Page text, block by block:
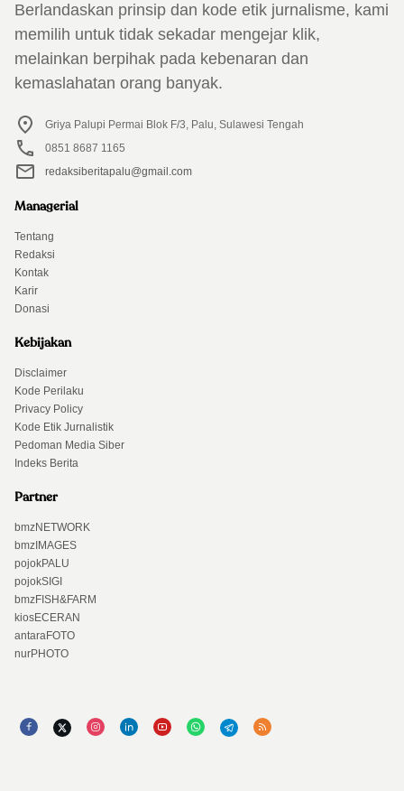
Berlandaskan prinsip dan kode etik jurnalisme, kami
memilih untuk tidak sekadar mengejar klik,
melainkan berpihak pada kebenaran dan
kemaslahatan orang banyak.
Griya Palupi Permai Blok F/3, Palu, Sulawesi Tengah
0851 8687 1165
redaksiberitapalu@gmail.com
Managerial
Tentang
Redaksi
Kontak
Karir
Donasi
Kebijakan
Disclaimer
Kode Perilaku
Privacy Policy
Kode Etik Jurnalistik
Pedoman Media Siber
Indeks Berita
Partner
bmzNETWORK
bmzIMAGES
pojokPALU
pojokSIGI
bmzFISH&FARM
kiosECERAN
antaraFOTO
nurPHOTO